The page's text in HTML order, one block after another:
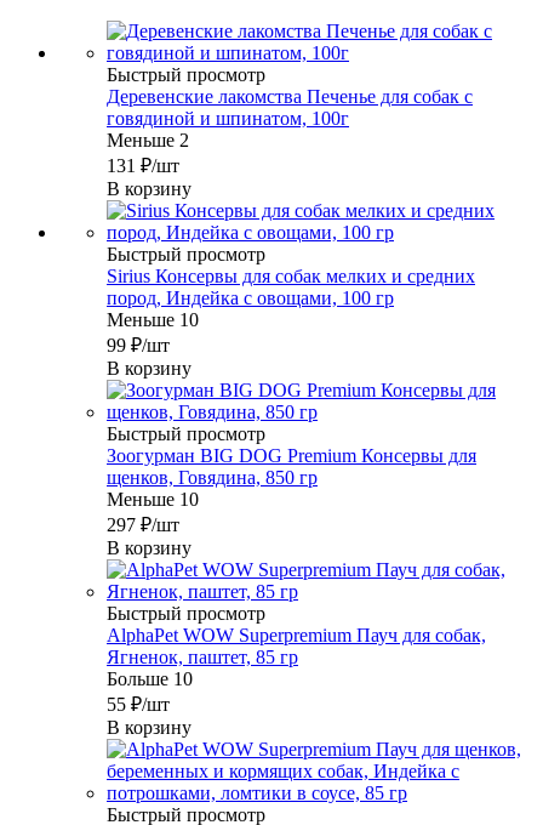
Быстрый просмотр
Деревенские лакомства Печенье для собак с
говядиной и шпинатом, 100г
Меньше 2
131 ₽/шт
В корзину
Быстрый просмотр
Sirius Консервы для собак мелких и средних
пород, Индейка с овощами, 100 гр
Меньше 10
99 ₽/шт
В корзину
Быстрый просмотр
Зоогурман BIG DOG Premium Консервы для
щенков, Говядина, 850 гр
Меньше 10
297 ₽/шт
В корзину
Быстрый просмотр
AlphaPet WOW Superpremium Пауч для собак,
Ягненок, паштет, 85 гр
Больше 10
55 ₽/шт
В корзину
Быстрый просмотр